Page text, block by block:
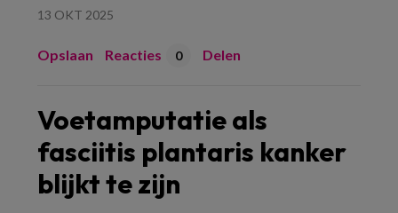
13 OKT 2025
Opslaan Reacties 0 Delen
Voetamputatie als
fasciitis plantaris kanker
blijkt te zijn